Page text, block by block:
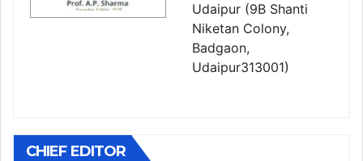
Udaipur (9B Shanti
Niketan Colony,
Badgaon,
Udaipur313001)
CHIEF EDITOR